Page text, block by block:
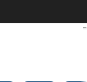
per il 94%